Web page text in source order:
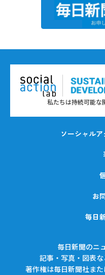
私たちは持続可能な
ソーシャル
お
毎日
毎日新聞のニ
記事・写真・図表な
著作権は毎日新聞社また